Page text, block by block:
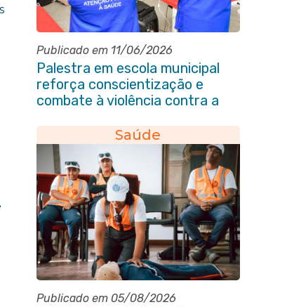
Publicado em 11/06/2026
Palestra em escola municipal
reforça conscientização e
combate à violência contra a
Saúde
Publicado em 05/08/2026